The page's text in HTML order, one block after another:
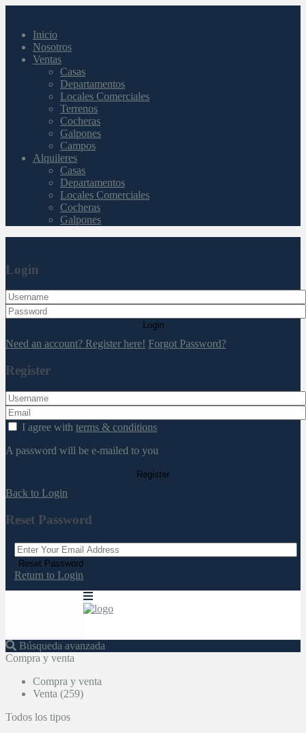
Inicio
Nosotros
Ventas
Casas
Departamentos
Locales Comerciales
Terrenos
Cocheras
Galpones
Campos
Alquileres
Casas
Departamentos
Locales Comerciales
Cocheras
Galpones
Login
Login
Need an account? Register here! Forgot Password?
Register
I agree with terms & conditions
A password will be e-mailed to you
Register
Back to Login
Reset Password
Reset Password
Return to Login
Búsqueda avanzada
Compra y venta
Compra y venta
Venta (259)
Todos los tipos